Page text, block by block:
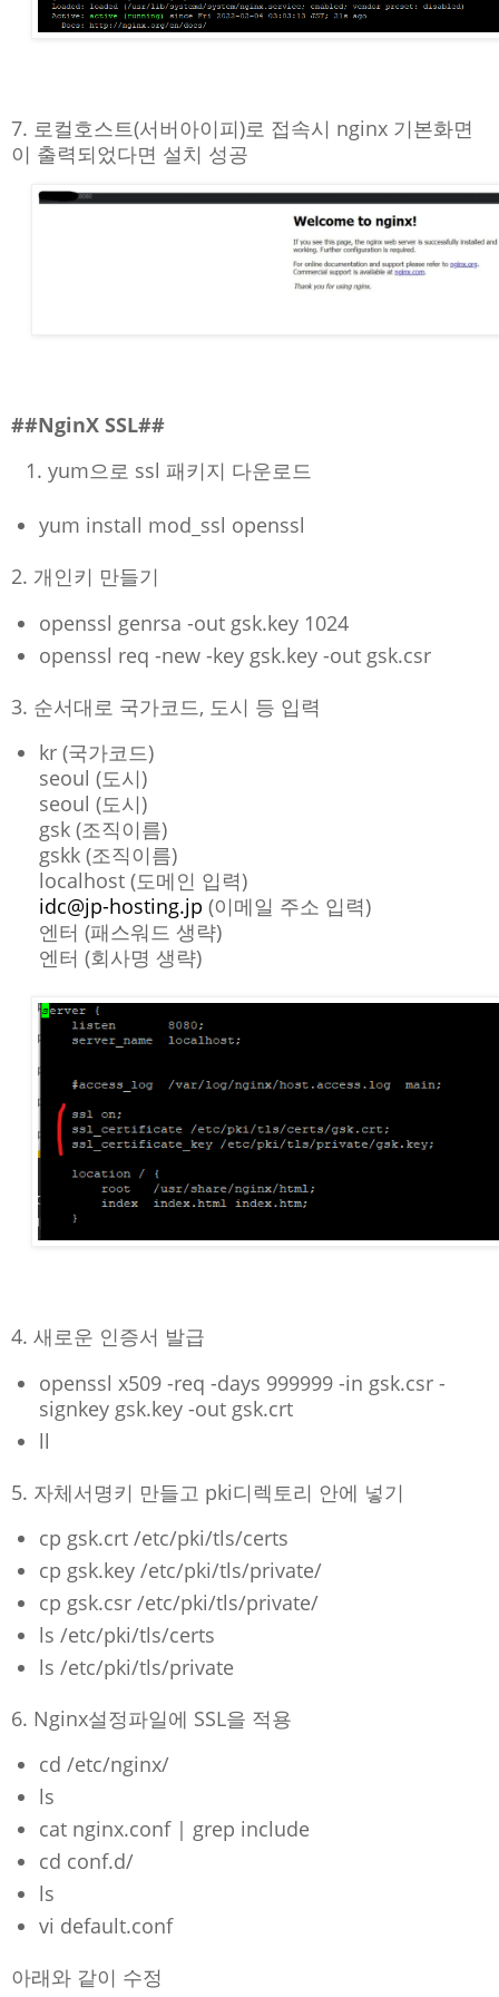
7. 로컬호스트(서버아이피)로 접속시 nginx 기본화면
이 출력되었다면 설치 성공
##NginX SSL##
yum으로 ssl 패키지 다운로드
yum install mod_ssl openssl
2. 개인키 만들기
openssl genrsa -out gsk.key 1024
openssl req -new -key gsk.key -out gsk.csr
3. 순서대로 국가코드, 도시 등 입력
kr (국가코드)
seoul (도시)
seoul (도시)
gsk (조직이름)
gskk (조직이름)
localhost (도메인 입력)
idc@jp-hosting.jp (이메일 주소 입력)
엔터 (패스워드 생략)
엔터 (회사명 생략)
4. 새로운 인증서 발급
openssl x509 -req -days 999999 -in gsk.csr -
signkey gsk.key -out gsk.crt
ll
5. 자체서명키 만들고 pki디렉토리 안에 넣기
cp gsk.crt /etc/pki/tls/certs
cp gsk.key /etc/pki/tls/private/
cp gsk.csr /etc/pki/tls/private/
ls /etc/pki/tls/certs
ls /etc/pki/tls/private
6. Nginx설정파일에 SSL을 적용
cd /etc/nginx/
ls
cat nginx.conf | grep include
cd conf.d/
ls
vi default.conf
아래와 같이 수정